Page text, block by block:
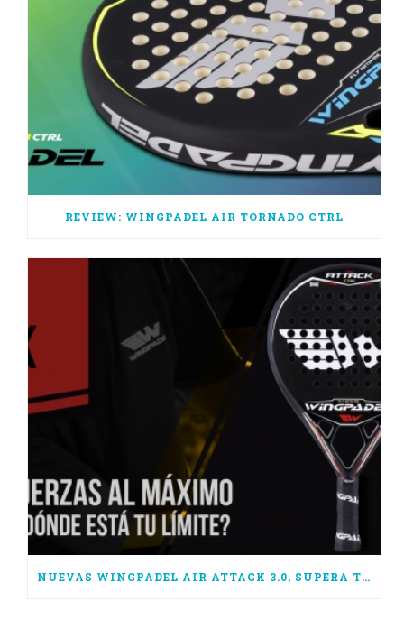
REVIEW: WINGPADEL AIR TORNADO CTRL
NUEVAS WINGPADEL AIR ATTACK 3.0, SUPERA TUS LÍMITES